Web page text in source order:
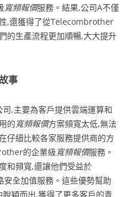
寬頻報價服務。結果,公司A不僅
,還獲得了從Telecombrother
的生產流程更加順暢,大大提升
事
,主要為客戶提供雲端運算和
的 寬頻報價方案頻寬太低,無法
仔細比較各家服務提供商的方
的企業級 寬頻報價服務。
和頻寬,還讓他們受益於
全加值服務。這些優勢幫助
穎而出,獲得了更多客戶的青